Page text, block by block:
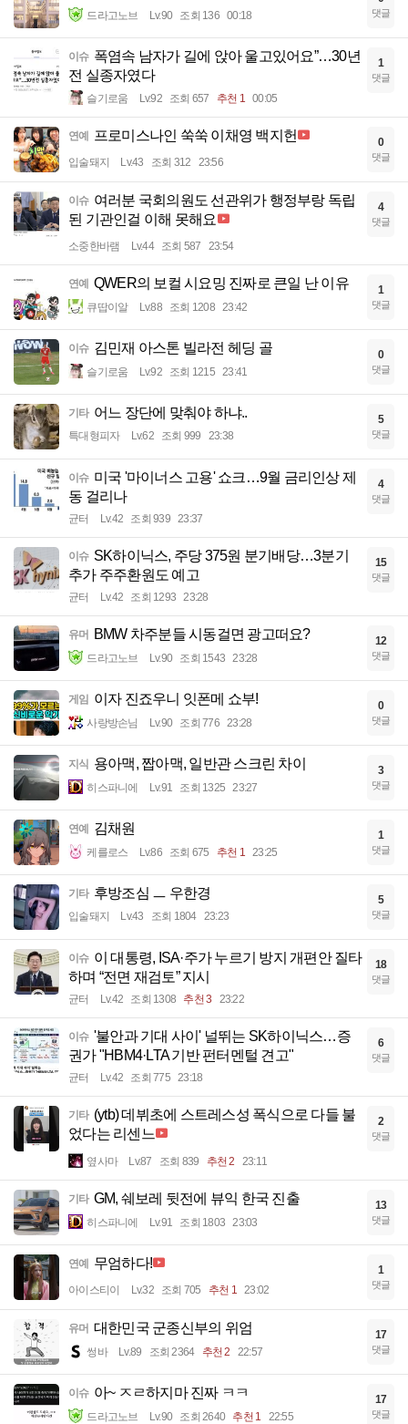
드라고노브 Lv.90 조회 136 00:18 댓글
이슈 폭염속 남자가 길에 앉아 울고있어요”…30년
전 실종자였다
슬기로움 Lv.92 조회 657 추천 1 00:05
1
댓글
연예 프로미스나인 쑥쑥 이채영 백지헌
입술돼지 Lv.43 조회 312 23:56
0
댓글
이슈 여러분 국회의원도 선관위가 행정부랑 독립
된 기관인걸 이해 못해요
소중한바램 Lv.44 조회 587 23:54
4
댓글
연예 QWER의 보컬 시요밍 진짜로 큰일 난 이유
큐땁이알 Lv.88 조회 1208 23:42
1
댓글
이슈 김민재 아스톤 빌라전 헤딩 골
슬기로움 Lv.92 조회 1215 23:41
0
댓글
기타 어느 장단에 맞춰야 하냐..
특대형피자 Lv.62 조회 999 23:38
5
댓글
이슈 미국 '마이너스 고용' 쇼크…9월 금리인상 제
동 걸리나
균터 Lv.42 조회 939 23:37
4
댓글
이슈 SK하이닉스, 주당 375원 분기배당…3분기
추가 주주환원도 예고
균터 Lv.42 조회 1293 23:28
15
댓글
유머 BMW 차주분들 시동걸면 광고떠요?
드라고노브 Lv.90 조회 1543 23:28
12
댓글
게임 이자 진죠우니 잇폰메 쇼부!
사랑방손님 Lv.90 조회 776 23:28
0
댓글
지식 용아맥, 짭아맥, 일반관 스크린 차이
히스파니에 Lv.91 조회 1325 23:27
3
댓글
연예 김채원
케를로스 Lv.86 조회 675 추천 1 23:25
1
댓글
기타 후방조심 ㅡ 우한경
입술돼지 Lv.43 조회 1804 23:23
5
댓글
이슈 이 대통령, ISA·주가 누르기 방지 개편안 질타
하며 “전면 재검토” 지시
균터 Lv.42 조회 1308 추천 3 23:22
18
댓글
이슈 '불안과 기대 사이' 널뛰는 SK하이닉스…증
권가 "HBM4·LTA 기반 펀터멘털 견고"
균터 Lv.42 조회 775 23:18
6
댓글
기타 (ytb) 데뷔초에 스트레스성 폭식으로 다들 불
었다는 리센느
옆사마 Lv.87 조회 839 추천 2 23:11
2
댓글
기타 GM, 쉐보레 뒷전에 뷰익 한국 진출
히스파니에 Lv.91 조회 1803 23:03
13
댓글
연예 무엄하다!
아이스티이 Lv.32 조회 705 추천 1 23:02
1
댓글
유머 대한민국 군종신부의 위엄
썽바 Lv.89 조회 2364 추천 2 22:57
17
댓글
이슈 아~ ㅈㄹ하지마 진짜 ㅋㅋ
드라고노브 Lv.90 조회 2640 추천 1 22:55
17
댓글